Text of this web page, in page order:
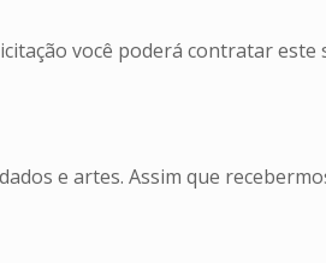
você poderá contratar este
e artes. Assim que